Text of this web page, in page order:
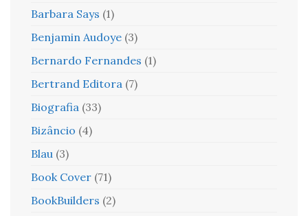
Barbara Says (1)
Benjamin Audoye (3)
Bernardo Fernandes (1)
Bertrand Editora (7)
Biografia (33)
Bizâncio (4)
Blau (3)
Book Cover (71)
BookBuilders (2)